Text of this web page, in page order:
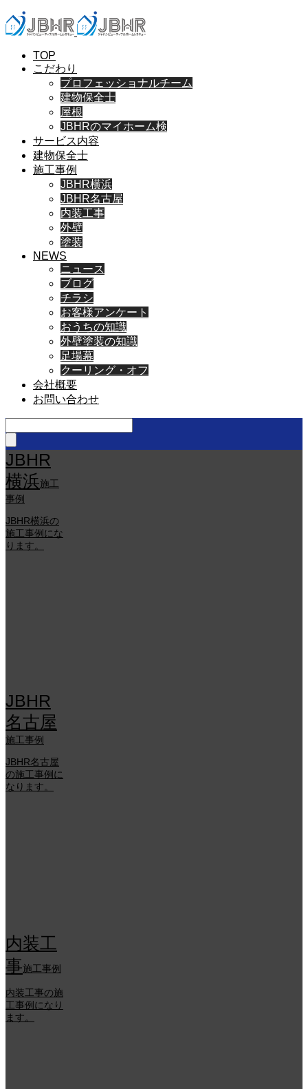
TOP
こだわり
プロフェッショナルチーム
建物保全士
屋根
JBHRのマイホーム検
サービス内容
建物保全士
施工事例
JBHR横浜
JBHR名古屋
内装工事
外壁
塗装
NEWS
ニュース
ブログ
チラシ
お客様アンケート
おうちの知識
外壁塗装の知識
足場幕
クーリング・オフ
会社概要
お問い合わせ
JBHR
横浜施工
事例
JBHR横浜の
施工事例にな
ります。
JBHR
名古屋
施工事例
JBHR名古屋
の施工事例に
なります。
内装工
事施工事例
内装工事の施
工事例になり
ます。